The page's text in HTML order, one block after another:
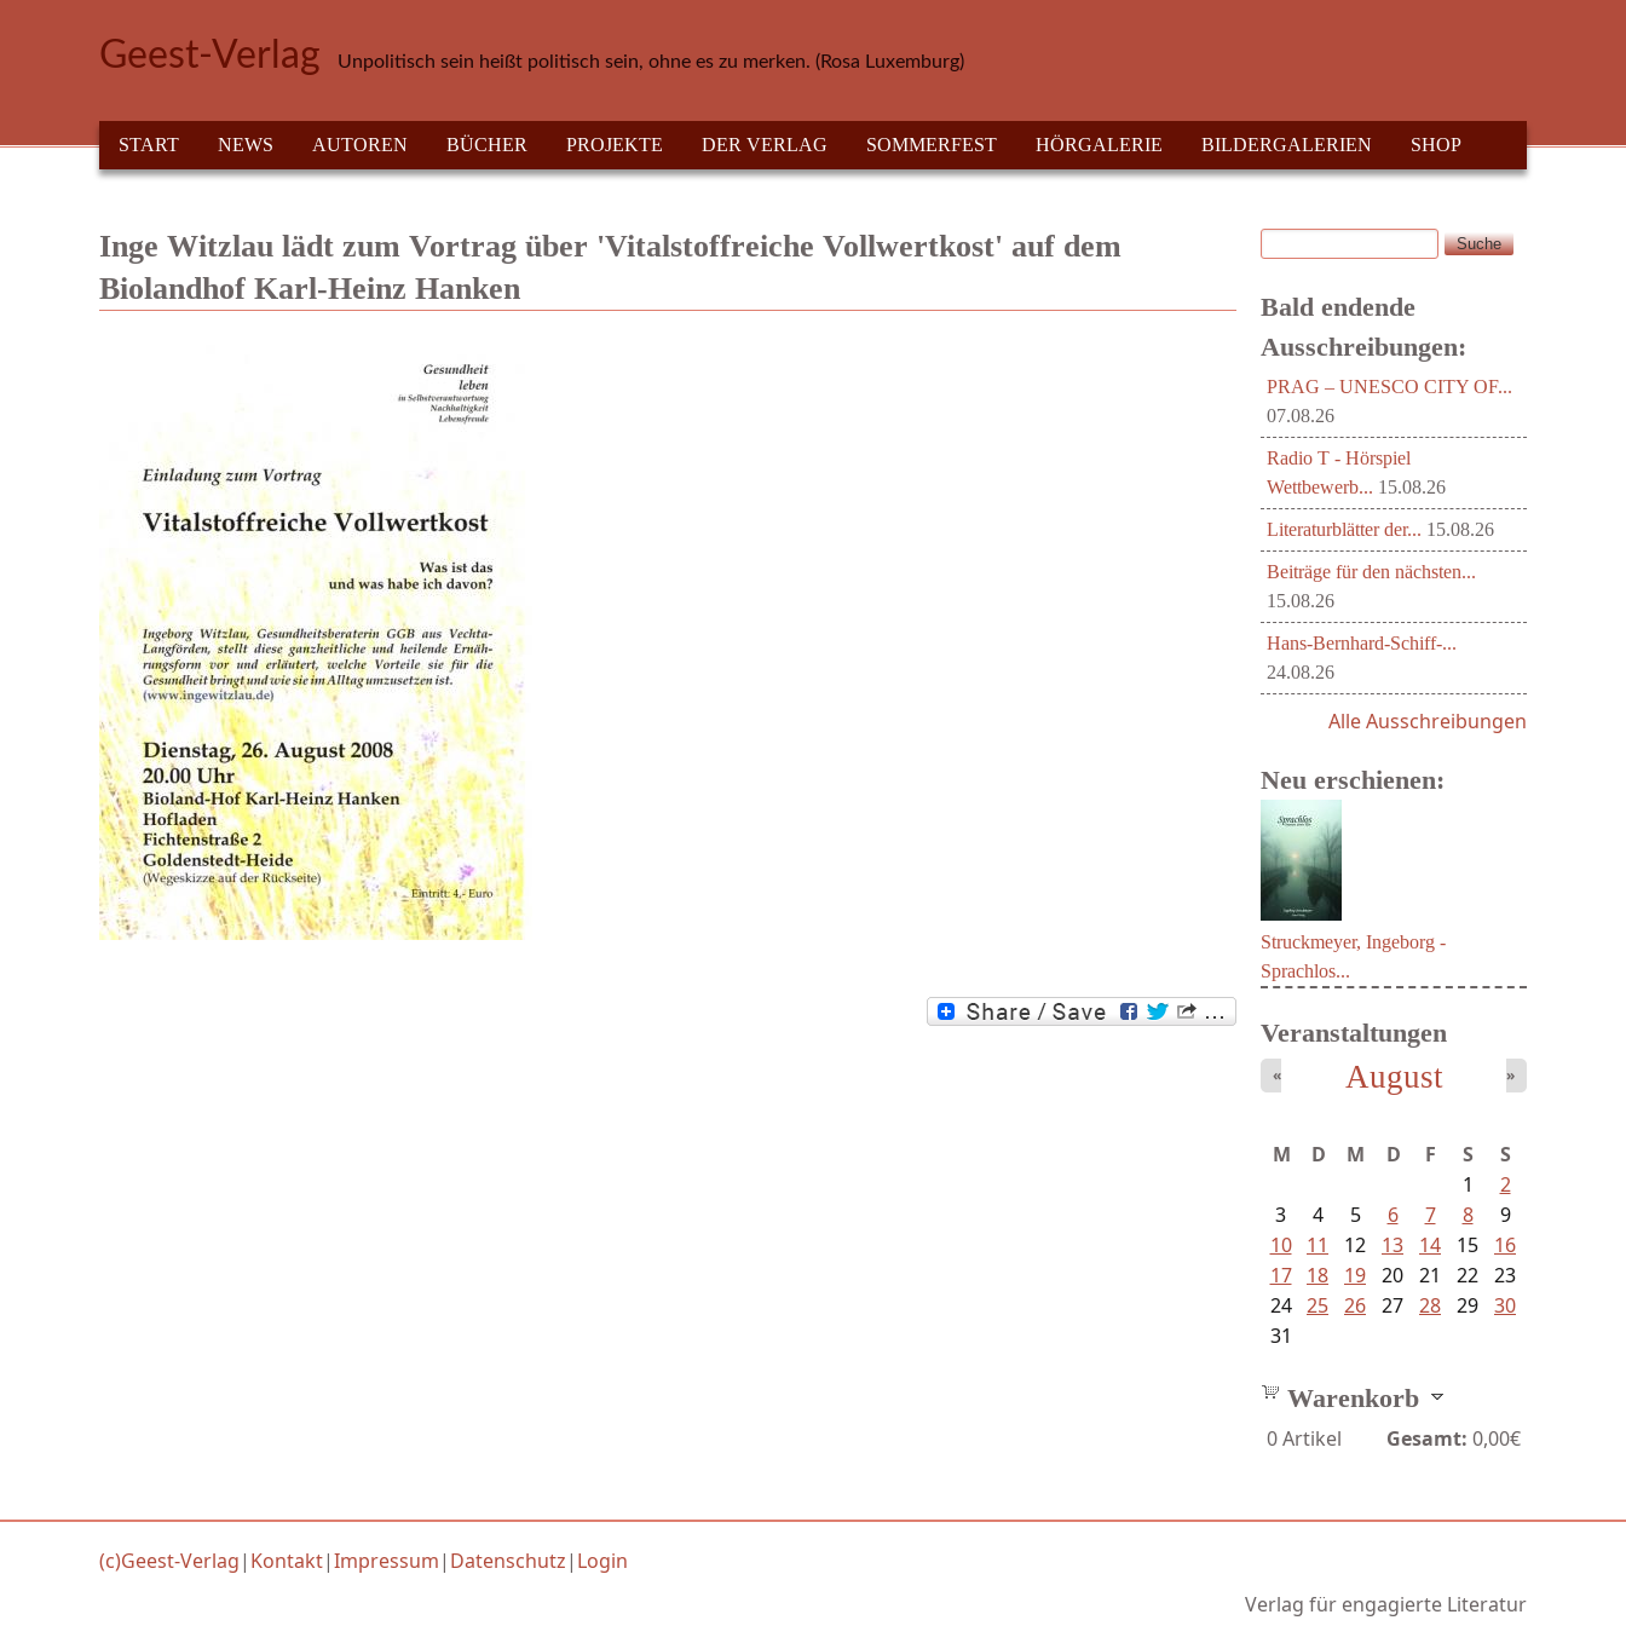
Geest-Verlag Unpolitisch sein heißt politisch sein, ohne es zu merken. (Rosa Luxemburg)
HAUPTMENÜ
START NEWS AUTOREN BÜCHER PROJEKTE DER VERLAG SOMMERFEST HÖRGALERIE BILDERGALERIEN SHOP
Inge Witzlau lädt zum Vortrag über 'Vitalstoffreiche Vollwertkost' auf dem
Biolandhof Karl-Heinz Hanken
Suchformular
Suche
Bald endende
Ausschreibungen:
PRAG – UNESCO CITY OF...
07.08.26
Radio T - Hörspiel
Wettbewerb... 15.08.26
Literaturblätter der... 15.08.26
Beiträge für den nächsten...
15.08.26
Hans-Bernhard-Schiff-...
24.08.26
Alle Ausschreibungen
Neu erschienen:
Struckmeyer, Ingeborg -
Sprachlos...
Veranstaltungen
August
« »
M D M D F S
S
1
2
3
4 5 6 7 8
9
10
11 12 13 14 15
16
17
18 19 20 21 22 23
24 25 26 27 28 29 30
31
Warenkorb
0Artikel Gesamt: 0,00€
(c)Geest-Verlag| Kontakt|Impressum| Datenschutz| Login
Verlag für engagierte Literatur